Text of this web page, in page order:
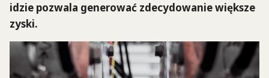
idzie pozwala generować zdecydowanie większe
zyski.